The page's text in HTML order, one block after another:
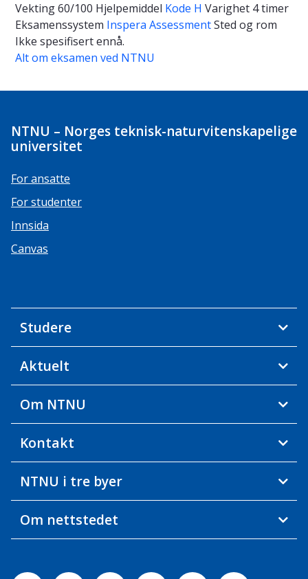
Vekting60/100 Hjelpemiddel Kode H Varighet 4 timer
Eksamenssystem Inspera AssessmentSted og rom
Ikke spesifisert ennå.
Alt om eksamen ved NTNU
NTNU – Norges teknisk-naturvitenskapelige
universitet
For ansatte
For studenter
Innsida
Canvas
Studere
Aktuelt
Om NTNU
Kontakt
NTNU i tre byer
Om nettstedet